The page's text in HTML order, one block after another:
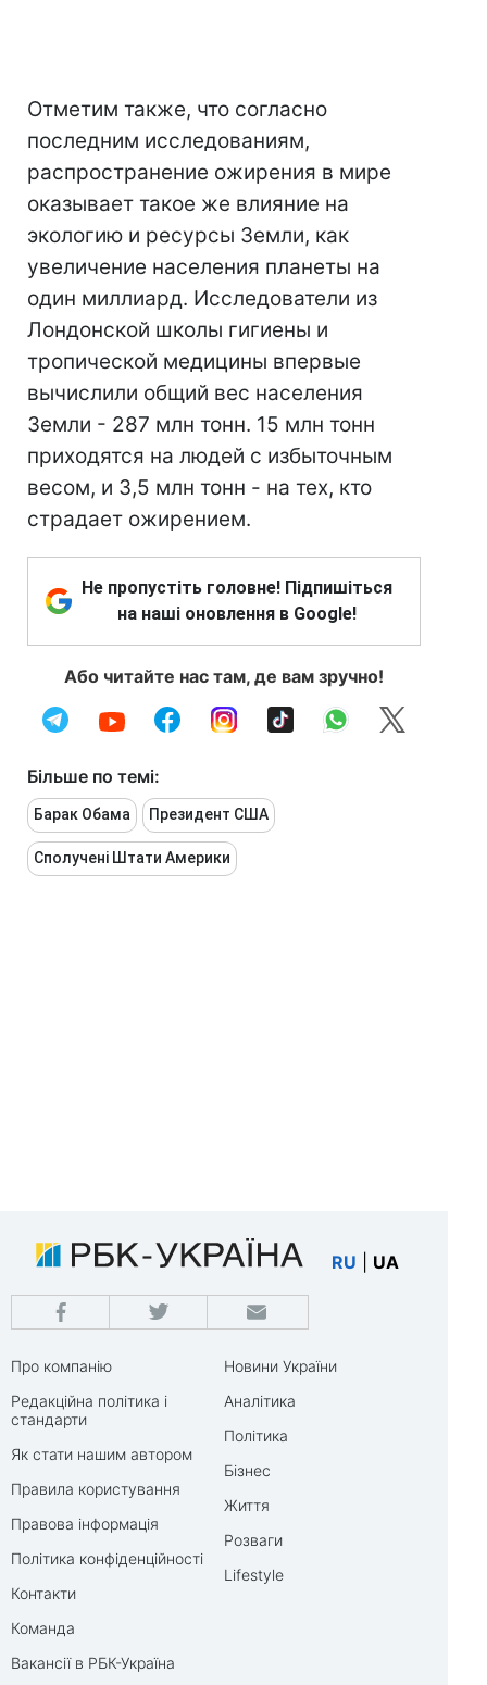
Отметим также, что согласно
последним исследованиям,
распространение ожирения в мире
оказывает такое же влияние на
экологию и ресурсы Земли, как
увеличение населения планеты на
один миллиард. Исследователи из
Лондонской школы гигиены и
тропической медицины впервые
вычислили общий вес населения
Земли - 287 млн тонн. 15 млн тонн
приходятся на людей с избыточным
весом, и 3,5 млн тонн - на тех, кто
страдает ожирением.
Не пропустіть головне! Підпишіться
на наші оновлення в Google!
Або читайте нас там, де вам зручно!
Більше по темі:
Барак Обама Президент США
Сполучені Штати Америки
RU UA
Про компанію
Редакційна політика і
стандарти
Як стати нашим автором
Правила користування
Правова інформація
Політика конфіденційності
Контакти
Команда
Вакансії в РБК-Україна
Новини України
Аналітика
Політика
Бізнес
Життя
Розваги
Lifestyle